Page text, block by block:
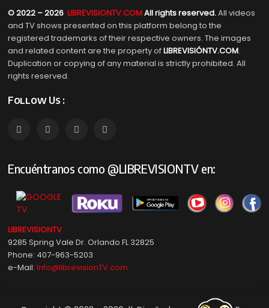
© 2022 – 2026LIBREVISIONTV.COMAll rights reserved.All videos
and TV shows presented on this platform belong to the
registered trademarks of their respective owners. The images
and related content are the property ofLIBREVISIÓNTV.COM.
Duplication or copying of any material is strictly prohibited. All
rights reserved.
Follow Us :
Encuéntranos como @LIBREVISIONTV en:
LIBREVISIONTV
9285 Spring Vale Dr. Orlando FL 32825
Phone: 407-963-5203
e-Mail: Info@librevisionTV.com